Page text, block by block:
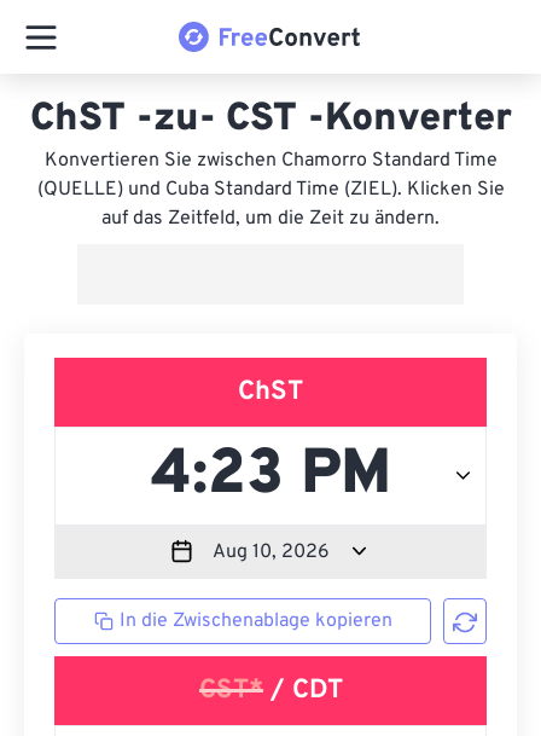
ChST -zu- CST -Konverter
Konvertieren Sie zwischen Chamorro Standard Time
(QUELLE) und Cuba Standard Time (ZIEL). Klicken Sie
auf das Zeitfeld, um die Zeit zu ändern.
ChST
In die Zwischenablage kopieren
CST*/ CDT